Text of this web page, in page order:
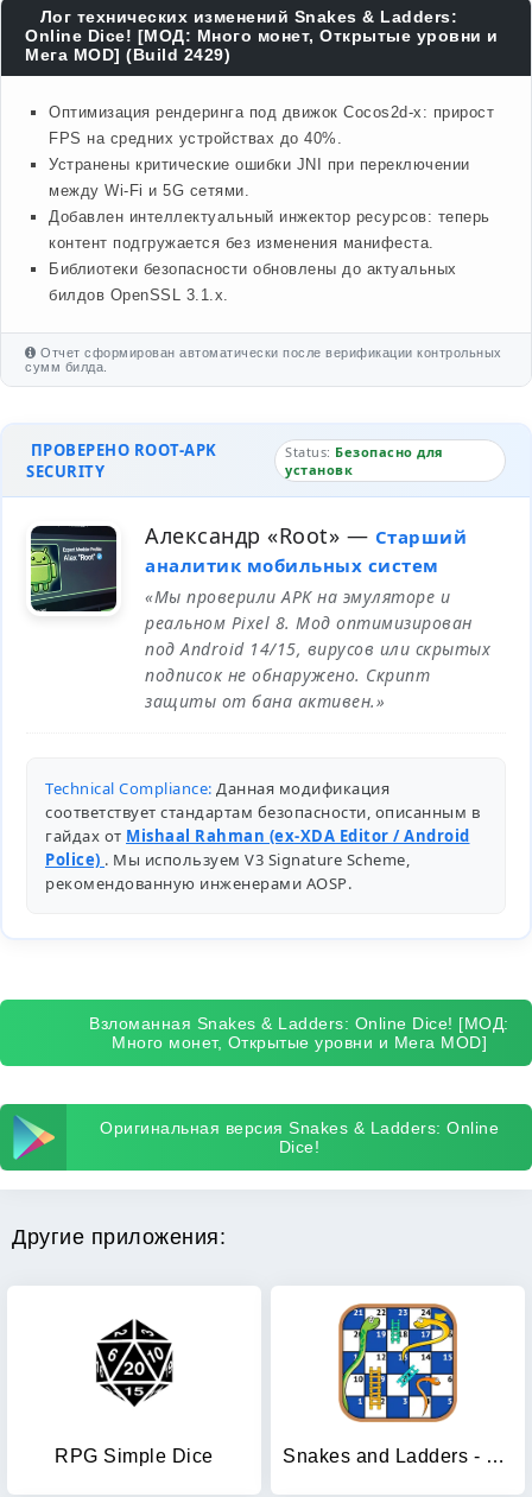
Лог технических изменений Snakes & Ladders:
Online Dice! [МОД: Много монет, Открытые уровни и
Мега MOD] (Build 2429)
Оптимизация рендеринга под движок Cocos2d-x: прирост
FPS на средних устройствах до 40%.
Устранены критические ошибки JNI при переключении
между Wi-Fi и 5G сетями.
Добавлен интеллектуальный инжектор ресурсов: теперь
контент подгружается без изменения манифеста.
Библиотеки безопасности обновлены до актуальных
билдов OpenSSL 3.1.x.
Отчет сформирован автоматически после верификации контрольных
сумм билда.
ПРОВЕРЕНО ROOT-APK
SECURITY
Status: Безопасно для
установк
Александр «Root» — Старший
аналитик мобильных систем
«Мы проверили APK на эмуляторе и
реальном Pixel 8. Мод оптимизирован
под Android 14/15, вирусов или скрытых
подписок не обнаружено. Скрипт
защиты от бана активен.»
Technical Compliance: Данная модификация
соответствует стандартам безопасности, описанным в
гайдах от Mishaal Rahman (ex-XDA Editor / Android
Police) . Мы используем V3 Signature Scheme,
рекомендованную инженерами AOSP.
Взломанная Snakes & Ladders: Online Dice! [МОД:
Много монет, Открытые уровни и Мега MOD]
Оригинальная версия Snakes & Ladders: Online
Dice!
Другие приложения:
RPG Simple Dice Snakes and Ladders - Ludo Game